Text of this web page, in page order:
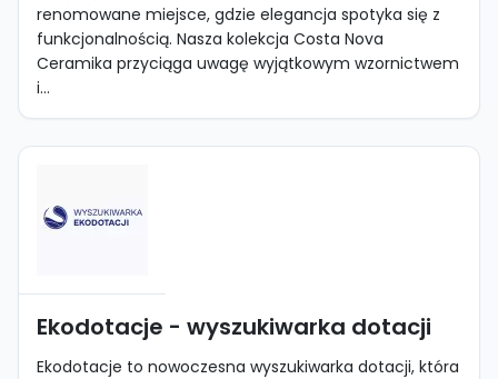
renomowane miejsce, gdzie elegancja spotyka się z
funkcjonalnością. Nasza kolekcja Costa Nova
Ceramika przyciąga uwagę wyjątkowym wzornictwem
i...
Ekodotacje - wyszukiwarka dotacji
Ekodotacje to nowoczesna wyszukiwarka dotacji, która